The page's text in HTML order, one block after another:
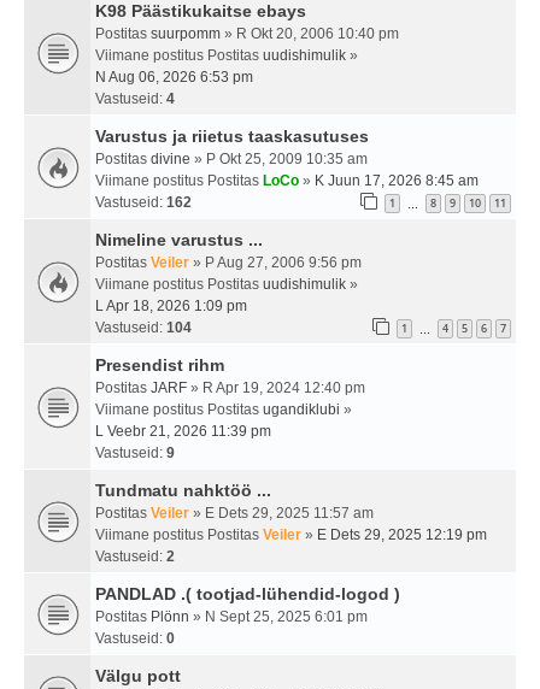
K98 Päästikukaitse ebays
Postitas suurpomm » R Okt 20, 2006 10:40 pm
Viimane postitus Postitas uudishimulik »
N Aug 06, 2026 6:53 pm
Vastuseid: 4
Varustus ja riietus taaskasutuses
Postitas divine » P Okt 25, 2009 10:35 am
Viimane postitus Postitas LoCo » K Juun 17, 2026 8:45 am
Vastuseid: 162 1 8 9 10 11
Nimeline varustus ...
Postitas Veiler » P Aug 27, 2006 9:56 pm
Viimane postitus Postitas uudishimulik »
L Apr 18, 2026 1:09 pm
Vastuseid: 104 1 4 5 6 7
Presendist rihm
Postitas JARF » R Apr 19, 2024 12:40 pm
Viimane postitus Postitas ugandiklubi »
L Veebr 21, 2026 11:39 pm
Vastuseid: 9
Tundmatu nahktöö ...
Postitas Veiler » E Dets 29, 2025 11:57 am
Viimane postitus Postitas Veiler » E Dets 29, 2025 12:19 pm
Vastuseid: 2
PANDLAD .( tootjad-lühendid-logod )
Postitas Plönn » N Sept 25, 2025 6:01 pm
Vastuseid: 0
Välgu pott